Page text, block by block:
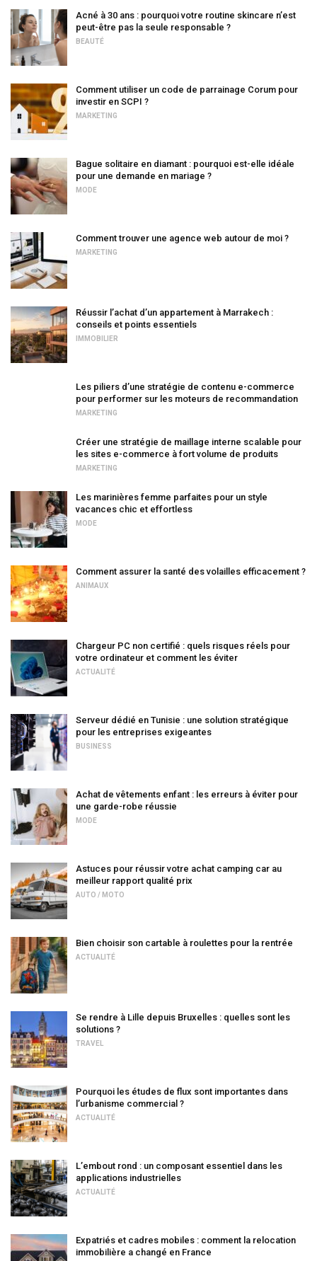
Acné à 30 ans : pourquoi votre routine skincare n’est
peut-être pas la seule responsable ?
BEAUTÉ
Comment utiliser un code de parrainage Corum pour
investir en SCPI ?
MARKETING
Bague solitaire en diamant : pourquoi est-elle idéale
pour une demande en mariage ?
MODE
Comment trouver une agence web autour de moi ?
MARKETING
Réussir l’achat d’un appartement à Marrakech :
conseils et points essentiels
IMMOBILIER
Les piliers d’une stratégie de contenu e-commerce
pour performer sur les moteurs de recommandation
MARKETING
Créer une stratégie de maillage interne scalable pour
les sites e-commerce à fort volume de produits
MARKETING
Les marinières femme parfaites pour un style
vacances chic et effortless
MODE
Comment assurer la santé des volailles efficacement ?
ANIMAUX
Chargeur PC non certifié : quels risques réels pour
votre ordinateur et comment les éviter
ACTUALITÉ
Serveur dédié en Tunisie : une solution stratégique
pour les entreprises exigeantes
BUSINESS
Achat de vêtements enfant : les erreurs à éviter pour
une garde-robe réussie
MODE
Astuces pour réussir votre achat camping car au
meilleur rapport qualité prix
AUTO / MOTO
Bien choisir son cartable à roulettes pour la rentrée
ACTUALITÉ
Se rendre à Lille depuis Bruxelles : quelles sont les
solutions ?
TRAVEL
Pourquoi les études de flux sont importantes dans
l’urbanisme commercial ?
ACTUALITÉ
L’embout rond : un composant essentiel dans les
applications industrielles
ACTUALITÉ
Expatriés et cadres mobiles : comment la relocation
immobilière a changé en France